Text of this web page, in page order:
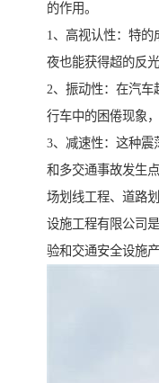
的作用。
1、高视认性：特的
夜也能获得超的反光
2、振动性：在汽车
行车中的困倦现象
3、减速性：这种震
和多交通事故发生
场划线工程、道路
设施工程有限公司
验和交通安全设施